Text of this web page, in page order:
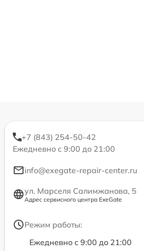
+7 (843) 254-50-42
Ежедневно с 9:00 до 21:00
info@exegate-repair-center.ru
ул. Марселя Салимжанова, 5
Адрес сервисного центра ExeGate
Режим работы:
Ежедневно с 9:00 до 21:00